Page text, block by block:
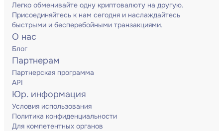
Легко обменивайте одну криптовалюту на другую.
Присоединяйтесь к нам сегодня и наслаждайтесь
быстрыми и бесперебойными транзакциями.
О нас
Блог
Партнерам
Партнерская программа
API
Юр. информация
Условия использования
Политика конфиденциальности
Для компетентных органов